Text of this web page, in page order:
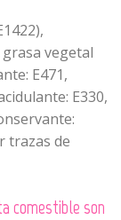
vegetal
E471,
E330,
trazas de
comestible son